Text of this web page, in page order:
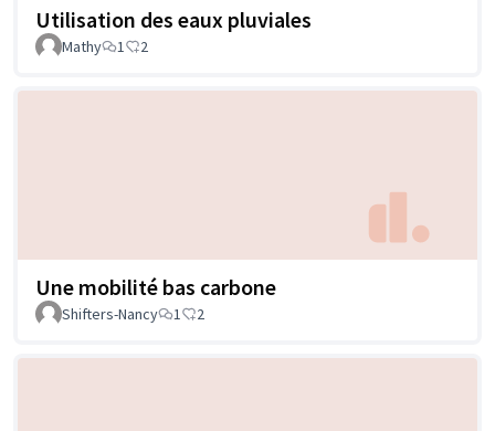
Utilisation des eaux pluviales
Mathy 1 2
Une mobilité bas carbone
Shifters-Nancy 1 2